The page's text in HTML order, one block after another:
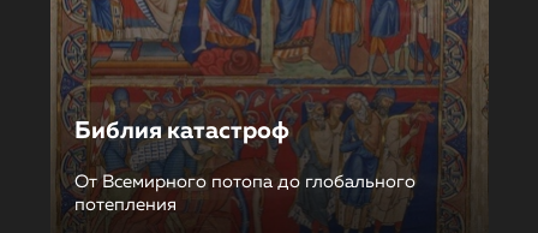
Библия катастроф
От Всемирного потопа до глобального
потепления